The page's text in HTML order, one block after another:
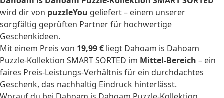
wird dir von puzzleYou geliefert – einem unserer
sorgfältig geprüften Partner für hochwertige
Geschenkideen.
Mit einem Preis von 19,99 € liegt Dahoam is Dahoam
Puzzle-Kollektion SMART SORTED im Mittel-Bereich – ein
faires Preis-Leistungs-Verhältnis für ein durchdachtes
Geschenk, das nachhaltig Eindruck hinterlässt.
Worauf du bei Dahoam is Dahoam Puzzle-Kollektion